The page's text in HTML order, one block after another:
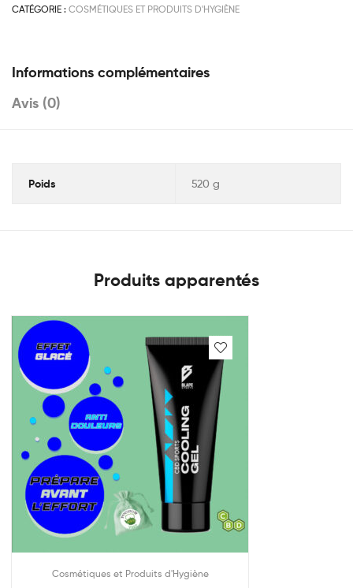
CATÉGORIE : COSMÉTIQUES ET PRODUITS D'HYGIÈNE
Informations complémentaires
Avis (0)
Poids 520 g
Produits apparentés
Cosmétiques et Produits d'Hygiène